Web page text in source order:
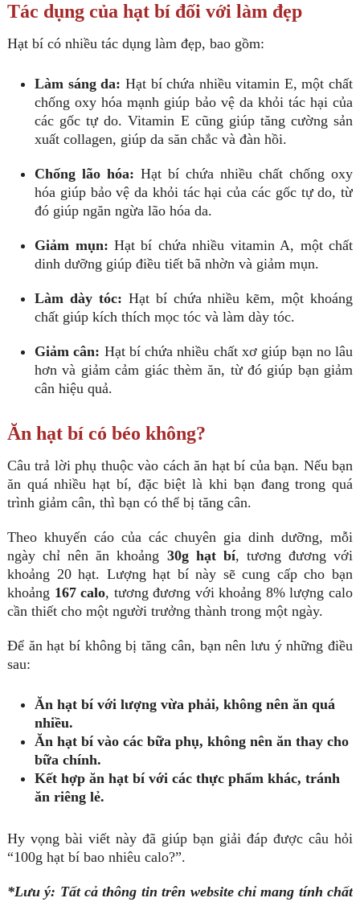
Tác dụng của hạt bí đối với làm đẹp
Hạt bí có nhiều tác dụng làm đẹp, bao gồm:
Làm sáng da: Hạt bí chứa nhiều vitamin E, một chất
chống oxy hóa mạnh giúp bảo vệ da khỏi tác hại của
các gốc tự do. Vitamin E cũng giúp tăng cường sản
xuất collagen, giúp da săn chắc và đàn hồi.
Chống lão hóa: Hạt bí chứa nhiều chất chống oxy
hóa giúp bảo vệ da khỏi tác hại của các gốc tự do, từ
đó giúp ngăn ngừa lão hóa da.
Giảm mụn: Hạt bí chứa nhiều vitamin A, một chất
dinh dưỡng giúp điều tiết bã nhờn và giảm mụn.
Làm dày tóc: Hạt bí chứa nhiều kẽm, một khoáng
chất giúp kích thích mọc tóc và làm dày tóc.
Giảm cân: Hạt bí chứa nhiều chất xơ giúp bạn no lâu
hơn và giảm cảm giác thèm ăn, từ đó giúp bạn giảm
cân hiệu quả.
Ăn hạt bí có béo không?
Câu trả lời phụ thuộc vào cách ăn hạt bí của bạn. Nếu bạn
ăn quá nhiều hạt bí, đặc biệt là khi bạn đang trong quá
trình giảm cân, thì bạn có thể bị tăng cân.
Theo khuyến cáo của các chuyên gia dinh dưỡng, mỗi
ngày chỉ nên ăn khoảng 30g hạt bí, tương đương với
khoảng 20 hạt. Lượng hạt bí này sẽ cung cấp cho bạn
khoảng 167 calo, tương đương với khoảng 8% lượng calo
cần thiết cho một người trưởng thành trong một ngày.
Để ăn hạt bí không bị tăng cân, bạn nên lưu ý những điều
sau:
Ăn hạt bí với lượng vừa phải, không nên ăn quá
nhiều.
Ăn hạt bí vào các bữa phụ, không nên ăn thay cho
bữa chính.
Kết hợp ăn hạt bí với các thực phẩm khác, tránh
ăn riêng lẻ.
Hy vọng bài viết này đã giúp bạn giải đáp được câu hỏi
“100g hạt bí bao nhiêu calo?”.
*Lưu ý: Tất cả thông tin trên website chỉ mang tính chất